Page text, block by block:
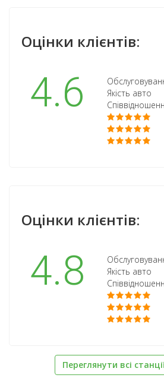
Оцінки клієнтів:
4.6
Якість авто
Оцінки клієнтів:
4.8
Якість авто
Переглянути всі